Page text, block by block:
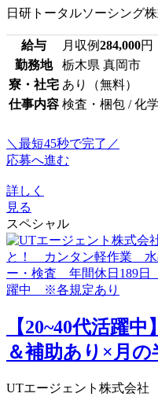
日研トータルソーシング
給与 月収例284,000円
勤務地
栃木県 真岡市
寮・社宅 あり（無料）
仕事内容 検査・梱包 / 化
＼最短45秒で完了／
応募へ進む
詳しく
見る
スペシャル
【20~40代活躍
＆補助あり×月
UTエージェント株式会社